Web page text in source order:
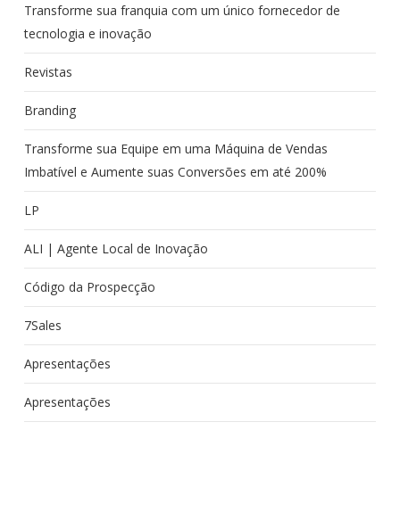
Transforme sua franquia com um único fornecedor de
tecnologia e inovação
Revistas
Branding
Transforme sua Equipe em uma Máquina de Vendas
Imbatível e Aumente suas Conversões em até 200%
LP
ALI | Agente Local de Inovação
Código da Prospecção
7Sales
Apresentações
Apresentações